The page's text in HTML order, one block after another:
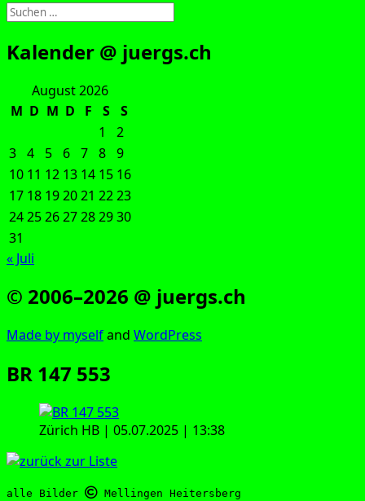
Suchen
nach:
Kalender @ juergs.ch
August 2026
M D M D F S
S
1
2
3 4 5 6 7 8 9
10 11 12 13 14 15 16
17 18 192021 2223
24252627282930
31
« Juli
© 2006–2026 @ juergs.ch
Made by mys­elfand Word­Press
BR 147 553
Zürich HB | 05.07.2025 | 13:38
alle Bilder Mellingen Heitersberg